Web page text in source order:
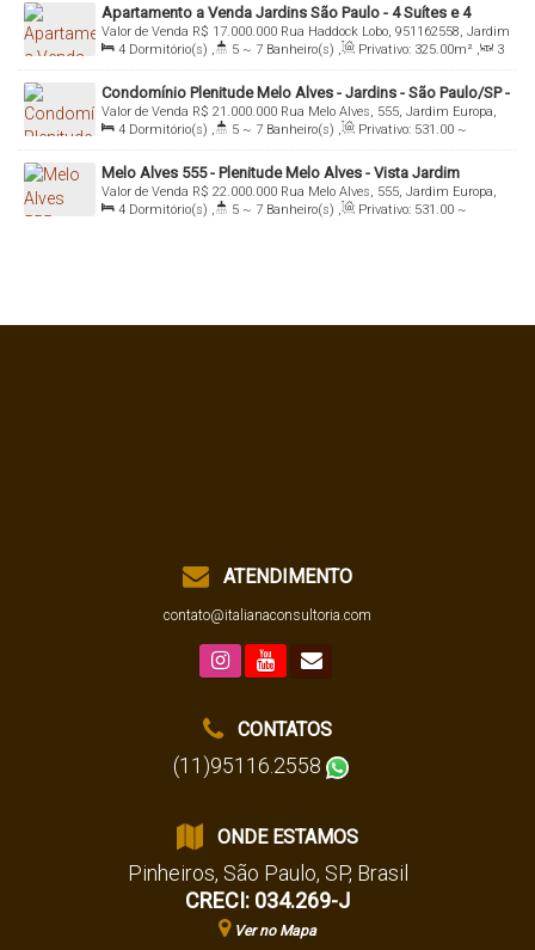
322.00m²
Apartamento a Venda Jardins São Paulo - 4 Suítes e 4
Vagas - Helbor Jardins por Artefacto Alameda Lorena,
1717, Rua Haddock Lobo, 1430 - Jardins, São Paulo - SP,
R$ 17.000.000
Valor de Venda
Rua Haddock Lobo, 951162558, Jardim
Paulista, 01414-002, Jardins, São Paulo, São Paulo, Brasil
4 Dormitório(s) , 5 ~ 7 Banheiro(s) , Privativo: 325.00m² ,
3
Sala(s) , 4 Suíte(s) , Total: 325.00m² , 4 Vaga(s) ,
Útil:
325.00m²
Condomínio Plenitude Melo Alves - Jardins - São Paulo/SP -
Imobiliária Italiana Consultoria
R$ 21.000.000
Valor de Venda
Rua Melo Alves, 555, Jardim Europa,
01417-010, Jardins, São Paulo, São Paulo, Brasil
4 Dormitório(s) , 5 ~ 7 Banheiro(s) , Privativo: 531 .00 ~
1036.00m² , 3 Sala(s) , 4 Suíte(s) , Total: 531.00~ 1036.00m²
,
5 Vaga(s) , Útil: 531.00~ 1036.00m² , Terreno: 3000.00
Melo Alves 555 - Plenitude Melo Alves - Vista Jardim
Europa - São Paulo - SP
R$ 22.000.000
Valor de Venda
Rua Melo Alves, 555, Jardim Europa,
01417-010, Jardins, São Paulo, São Paulo, Brasil
4 Dormitório(s) , 5 ~ 7 Banheiro(s) , Privativo: 531 .00 ~
ATENDIMENTO
contato@italianaconsultoria.com
CONTATOS
(11)95116.2558
ONDE ESTAMOS
Pinheiros, São Paulo, SP, Brasil
CRECI: 034.269-J
Ver no Mapa